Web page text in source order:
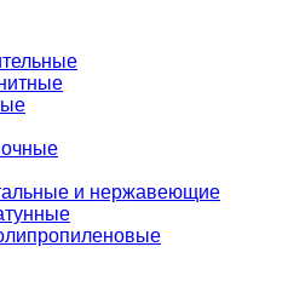
и нержавеющие